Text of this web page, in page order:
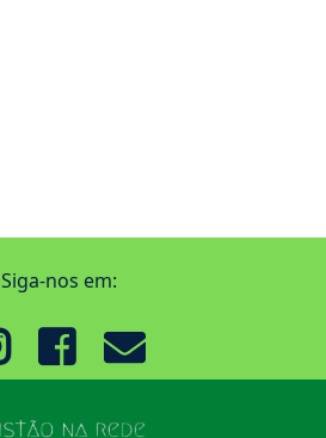
Siga-nos em: